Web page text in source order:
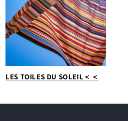
LES TOILES DU SOLEIL＜＜